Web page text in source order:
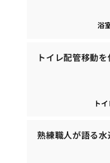
浴
トイレ配管移動
トイ
熟練職人が語る